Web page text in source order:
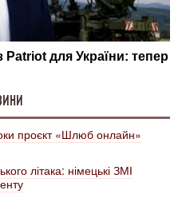
проєкт «Шлюб онлайн»
літака: німецькі ЗМІ